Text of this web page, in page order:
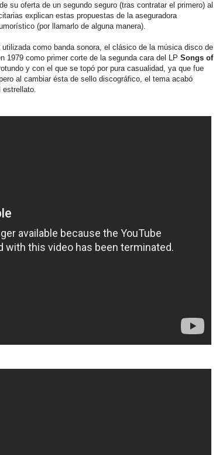
su oferta de un segundo seguro (tras contratar el primero) al
explican estas propuestas de la aseguradora
(por llamarlo de alguna manera).
como banda sonora, el clásico de la música disco de
1979 como primer corte de la segunda cara del LP Songs of
y con el que se topó por pura casualidad, ya que fue
al cambiar ésta de sello discográfico, el tema acabó
estrellato.